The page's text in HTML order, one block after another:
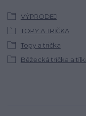
VÝPRODEJ
TOPY A TRIČKA
Topy a trička
Běžecká trička a